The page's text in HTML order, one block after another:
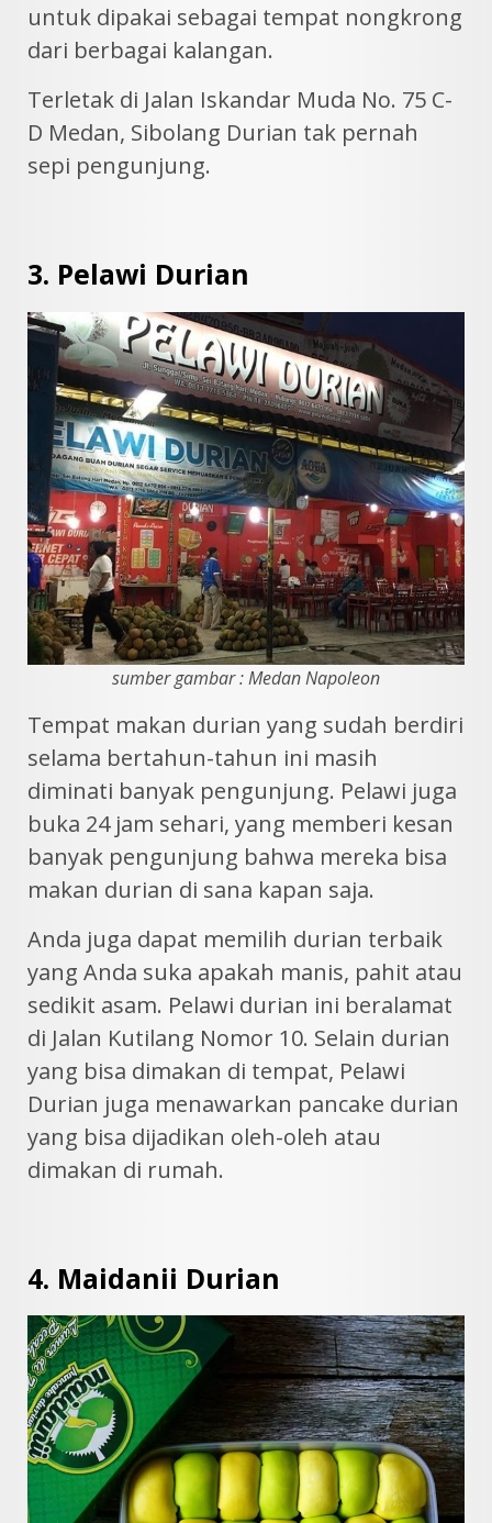
untuk dipakai sebagai tempat nongkrong
dari berbagai kalangan.
Terletak di Jalan Iskandar Muda No. 75 C-
D Medan, Sibolang Durian tak pernah
sepi pengunjung.
3. Pelawi Durian
sumber gambar : Medan Napoleon
Tempat makan durian yang sudah berdiri
selama bertahun-tahun ini masih
diminati banyak pengunjung. Pelawi juga
buka 24 jam sehari, yang memberi kesan
banyak pengunjung bahwa mereka bisa
makan durian di sana kapan saja.
Anda juga dapat memilih durian terbaik
yang Anda suka apakah manis, pahit atau
sedikit asam. Pelawi durian ini beralamat
di Jalan Kutilang Nomor 10. Selain durian
yang bisa dimakan di tempat, Pelawi
Durian juga menawarkan pancake durian
yang bisa dijadikan oleh-oleh atau
dimakan di rumah.
4. Maidanii Durian